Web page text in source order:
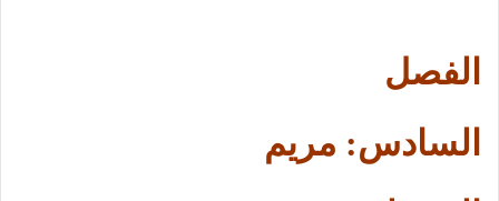
الفصل
السادس: مريم